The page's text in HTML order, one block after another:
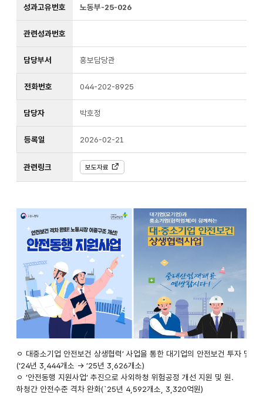
성과고유번호 노동부-25-026
관련성과번호
담당부서 홍보담당관
전화번호 044-202-8925
담당자 박호정
등록일 2026-02-21
관련링크 보도자료
대기업의
사회적
책임
ㅇ 대중소기업 안전보건 상생협력’ 사업을 통한 대기업의 안전보건 투자 및
(‘24년 3,444개소 → ’25년 3,626개소)
ㅇ ’안전동행 지원사업‘ 추진으로 사외하청 위험공정 개선 지원 및 원.
하청간 안전수준 격차 완화(`25년 4,592개소, 3,320억원)